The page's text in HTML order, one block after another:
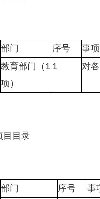
部门
序号
事
教育部门（1
项）
1 对
目录
部门
序号
事